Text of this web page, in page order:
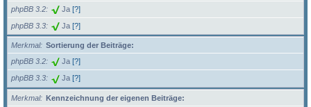
phpBB 3.2
Ja [?]
phpBB 3.3 Ja [?]
Merkmal
Sortierung der Beiträge:
phpBB 3.2
Ja [?]
phpBB 3.3 Ja [?]
Merkmal
Kennzeichnung der eigenen Beiträge: